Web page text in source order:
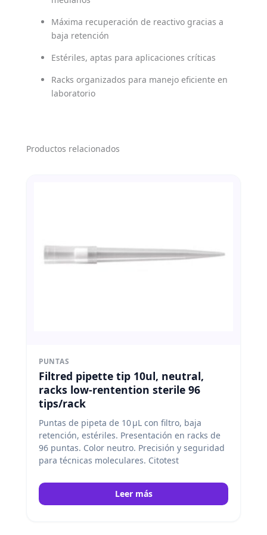
Máxima recuperación de reactivo gracias a
baja retención
Estériles, aptas para aplicaciones críticas
Racks organizados para manejo eficiente en
laboratorio
Productos relacionados
PUNTAS
Filtred pipette tip 10ul, neutral,
racks low-rentention sterile 96
tips/rack
Puntas de pipeta de 10 μL con filtro, baja
retención, estériles. Presentación en racks de
96 puntas. Color neutro. Precisión y seguridad
para técnicas moleculares. Citotest
Leer más